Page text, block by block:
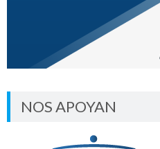
NOS APOYAN